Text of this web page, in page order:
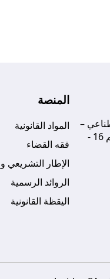
–
تونس وأفريقيا. عمارة تيتانيوم، مكتب رقم 16 -
المنصة
المواد القانونية
فقه القضاء
الإطار التشريعي و
الروائد الرسمية
اليقظة القانونية